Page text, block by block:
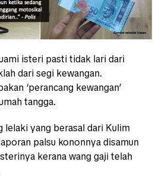
isteri pasti tidak lari dari
dari segi kewangan.
‘perancang kewangan’
tangga.
lelaki yang berasal dari Kulim
palsu kononnya disamun
kerana wang gaji telah